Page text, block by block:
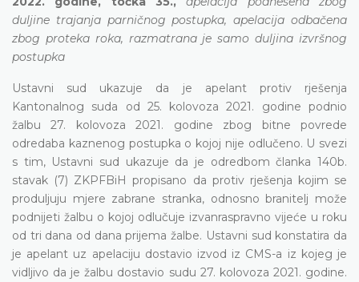
duljine trajanja parničnog postupka, apelacija odbačena
zbog proteka roka, razmatrana je samo duljina izvršnog
postupka
Ustavni sud ukazuje da je apelant protiv rješenja
Kantonalnog suda od 25. kolovoza 2021. godine podnio
žalbu 27. kolovoza 2021. godine zbog bitne povrede
odredaba kaznenog postupka o kojoj nije odlučeno. U svezi
s tim, Ustavni sud ukazuje da je odredbom članka 140b.
stavak (7) ZKPFBiH propisano da protiv rješenja kojim se
produljuju mjere zabrane stranka, odnosno branitelj može
podnijeti žalbu o kojoj odlučuje izvanraspravno vijeće u roku
od tri dana od dana prijema žalbe. Ustavni sud konstatira da
je apelant uz apelaciju dostavio izvod iz CMS-a iz kojeg je
vidljivo da je žalbu dostavio sudu 27. kolovoza 2021. godine.